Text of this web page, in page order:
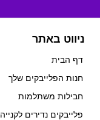
ניווט באתר
דף הבית
חנות הפלייבקים שלך
חבילות משתלמות
פלייבקים נדירים לקנייה